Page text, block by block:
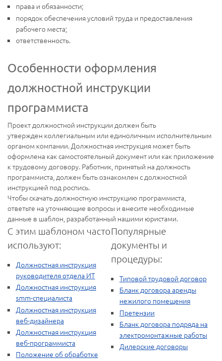
права и обязанности;
порядок обеспечения условий труда и предоставления
рабочего места;
ответственность.
Особенности оформления
должностной инструкции
программиста
Проект должностной инструкции должен быть
утвержден коллегиальным или единоличным исполнительным
органом компании. Должностная инструкция может быть
оформлена как самостоятельный документ или как приложение
к трудовому договору. Работник, принятый на должность
программиста, должен быть ознакомлен с должностной
инструкцией под роспись.
Чтобы скачать должностную инструкцию программиста,
ответьте на уточняющие вопросы и внесите необходимые
данные в шаблон, разработанный нашими юристами.
С этим шаблоном часто
используют:
Должностная инструкция
руководителя отдела ИТ
Должностная инструкция
smm-специалиста
Должностная инструкция
веб-дизайнера
Должностная инструкция
веб-программиста
Положение об обработке
Популярные
документы и
процедуры:
Типовой трудовой договор
Бланк договора аренды
нежилого помещения
Претензии
Бланк договора подряда на
электромонтажные работы
Дилерские договоры